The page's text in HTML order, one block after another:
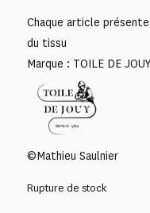
Chaque article
du tissu
Marque : TOILE DE
©Mathieu Saulnier
Rupture de stock